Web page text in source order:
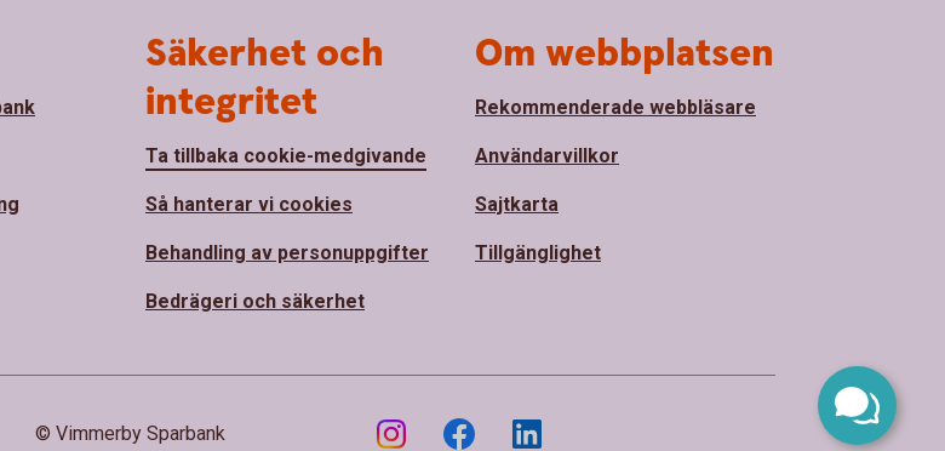
Säkerhet och
integritet
Ta tillbaka cookie-medgivande
Så hanterar vi cookies
Behandling av personuppgifter
Bedrägeri och säkerhet
Om webbplatsen
Rekommenderade webbläsare
Användarvillkor
Sajtkarta
Tillgänglighet
© Vimmerby Sparbank